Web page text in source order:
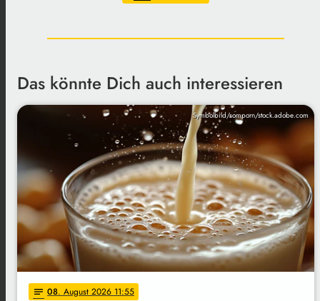
Das könnte Dich auch interessieren
Symbolbild/somporn/stock.adobe.com
notes 08. August 2026 11:55